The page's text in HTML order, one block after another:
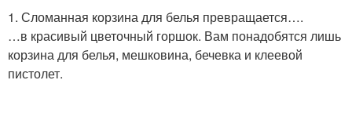
1. Сломанная корзина для белья превращается….
…в красивый цветочный горшок. Вам понадобятся лишь
корзина для белья, мешковина, бечевка и клеевой
пистолет.